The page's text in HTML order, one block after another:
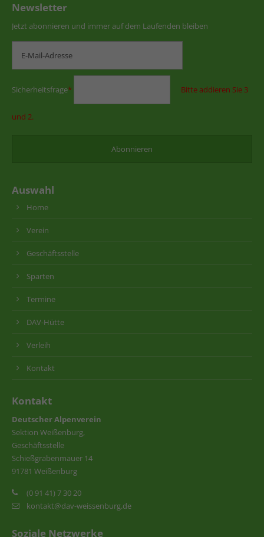
Newsletter
Jetzt abonnieren und immer auf dem Laufenden bleiben
Sicherheitsfrage* Bitte addieren Sie 3
und 2.
Auswahl
Home
Verein
Geschäftsstelle
Sparten
Termine
DAV-Hütte
Verleih
Kontakt
Kontakt
Deutscher Alpenverein
Sektion Weißenburg,
Geschäftsstelle
Schießgrabenmauer 14
91781 Weißenburg
(0 91 41) 7 30 20
kontakt@dav-weissenburg.de
Soziale Netzwerke